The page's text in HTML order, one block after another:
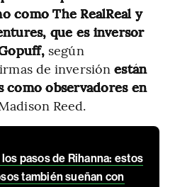
como The RealReal y
que es inversor
según
de inversiónestán
como observadores en
Reed.
pasos de Rihanna: estos
también sueñan con